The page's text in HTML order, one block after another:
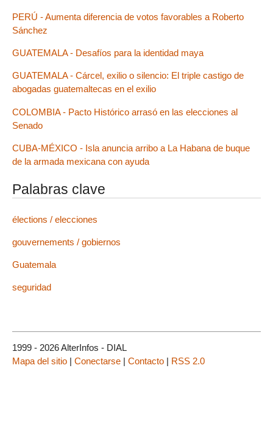
PERÚ - Aumenta diferencia de votos favorables a Roberto
Sánchez
GUATEMALA - Desafíos para la identidad maya
GUATEMALA - Cárcel, exilio o silencio: El triple castigo de
abogadas guatemaltecas en el exilio
COLOMBIA - Pacto Histórico arrasó en las elecciones al
Senado
CUBA-MÉXICO - Isla anuncia arribo a La Habana de buque
de la armada mexicana con ayuda
Palabras clave
élections / elecciones
gouvernements / gobiernos
Guatemala
seguridad
1999 - 2026 AlterInfos - DIAL
Mapa del sitio | Conectarse | Contacto | RSS 2.0